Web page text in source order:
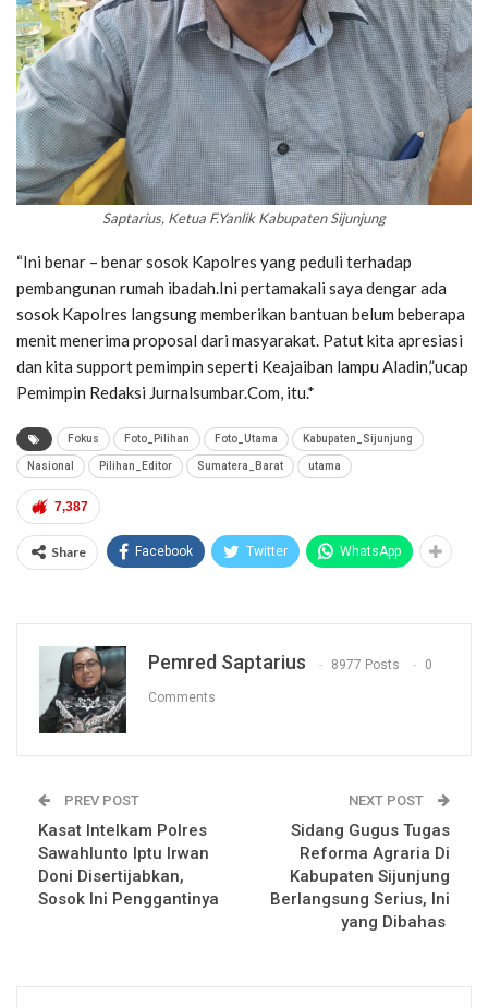
Saptarius, Ketua F.Yanlik Kabupaten Sijunjung
“Ini benar – benar sosok Kapolres yang peduli terhadap
pembangunan rumah ibadah.Ini pertamakali saya dengar ada
sosok Kapolres langsung memberikan bantuan belum beberapa
menit menerima proposal dari masyarakat. Patut kita apresiasi
dan kita support pemimpin seperti Keajaiban lampu Aladin,”ucap
Pemimpin Redaksi Jurnalsumbar.Com, itu.*
Fokus Foto_Pilihan Foto_Utama Kabupaten_Sijunjung
Nasional Pilihan_Editor Sumatera_Barat utama
7,387
Share Facebook Twitter WhatsApp
Pemred Saptarius 8977 Posts 0
Comments
PREV POST
Kasat Intelkam Polres
Sawahlunto Iptu Irwan
Doni Disertijabkan,
Sosok Ini Penggantinya
NEXT POST
Sidang Gugus Tugas
Reforma Agraria Di
Kabupaten Sijunjung
Berlangsung Serius, Ini
yang Dibahas